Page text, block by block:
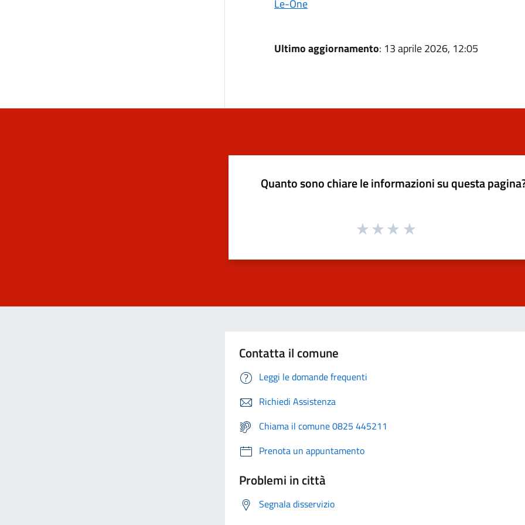
Le-One
Ultimo aggiornamento: 13 aprile 2026, 12:05
Quanto sono chiare le informazioni su questa
Contatta il comune
Leggi le domande frequenti
Richiedi Assistenza
Chiama il comune 0825 445211
Prenota un appuntamento
Problemi in città
Segnala disservizio